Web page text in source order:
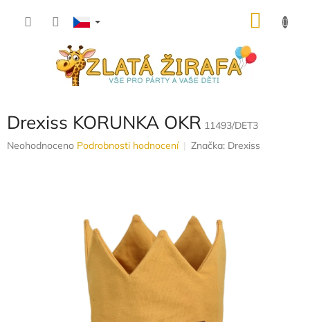
Drexiss KORUNKA OKR 11493/DET3
Průměrné
Neohodnoceno Podrobnosti hodnocení Značka: Drexiss